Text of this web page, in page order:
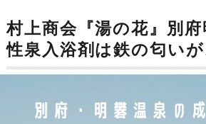
村上商会『湯の花』別
性泉入浴剤は鉄の匂いが